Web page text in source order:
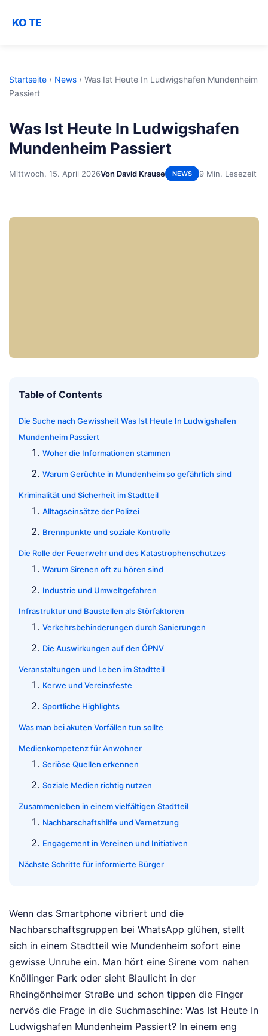
KO TE
Startseite › News › Was Ist Heute In Ludwigshafen Mundenheim
Passiert
Was Ist Heute In Ludwigshafen
Mundenheim Passiert
Mittwoch, 15. April 2026Von David Krause NEWS 9 Min. Lesezeit
Table of Contents
Die Suche nach Gewissheit Was Ist Heute In Ludwigshafen
Mundenheim Passiert
Woher die Informationen stammen
Warum Gerüchte in Mundenheim so gefährlich sind
Kriminalität und Sicherheit im Stadtteil
Alltagseinsätze der Polizei
Brennpunkte und soziale Kontrolle
Die Rolle der Feuerwehr und des Katastrophenschutzes
Warum Sirenen oft zu hören sind
Industrie und Umweltgefahren
Infrastruktur und Baustellen als Störfaktoren
Verkehrsbehinderungen durch Sanierungen
Die Auswirkungen auf den ÖPNV
Veranstaltungen und Leben im Stadtteil
Kerwe und Vereinsfeste
Sportliche Highlights
Was man bei akuten Vorfällen tun sollte
Medienkompetenz für Anwohner
Seriöse Quellen erkennen
Soziale Medien richtig nutzen
Zusammenleben in einem vielfältigen Stadtteil
Nachbarschaftshilfe und Vernetzung
Engagement in Vereinen und Initiativen
Nächste Schritte für informierte Bürger
Wenn das Smartphone vibriert und die
Nachbarschaftsgruppen bei WhatsApp glühen, stellt
sich in einem Stadtteil wie Mundenheim sofort eine
gewisse Unruhe ein. Man hört eine Sirene vom nahen
Knöllinger Park oder sieht Blaulicht in der
Rheingönheimer Straße und schon tippen die Finger
nervös die Frage in die Suchmaschine: Was Ist Heute In
Ludwigshafen Mundenheim Passiert? In einem eng